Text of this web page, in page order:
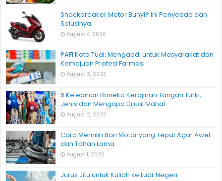
Shockbreaker Motor Bunyi? Ini Penyebab dan
Solusinya
August 4, 2026
PAFI Kota Tual: Mengabdi untuk Masyarakat dan
Kemajuan Profesi Farmasi
August 3, 2026
6 Kelebihan Boneka Kerajinan Tangan Turki,
Jenis dan Mengapa Dijual Mahal
August 2, 2026
Cara Memilih Ban Motor yang Tepat Agar Awet
dan Tahan Lama
August 1, 2026
Jurus Jitu untuk Kuliah ke Luar Negeri